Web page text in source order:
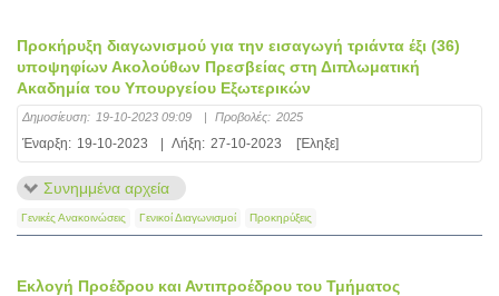
Προκήρυξη διαγωνισμού για την εισαγωγή τριάντα έξι (36)
υποψηφίων Ακολούθων Πρεσβείας στη Διπλωματική
Ακαδημία του Υπουργείου Εξωτερικών
Δημοσίευση: 19-10-2023 09:09 | Προβολές: 2025
Έναρξη: 19-10-2023 | Λήξη: 27-10-2023 [Έληξε]
Συνημμένα αρχεία
Γενικές Ανακοινώσεις Γενικοί Διαγωνισμοί Προκηρύξεις
Εκλογή Προέδρου και Αντιπροέδρου του Τμήματος